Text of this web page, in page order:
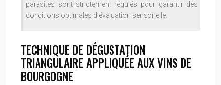
parasites sont strictement régulés pour garantir des
conditions optimales d’évaluation sensorielle.
TECHNIQUE DE DÉGUSTATION
TRIANGULAIRE APPLIQUÉE AUX VINS DE
BOURGOGNE